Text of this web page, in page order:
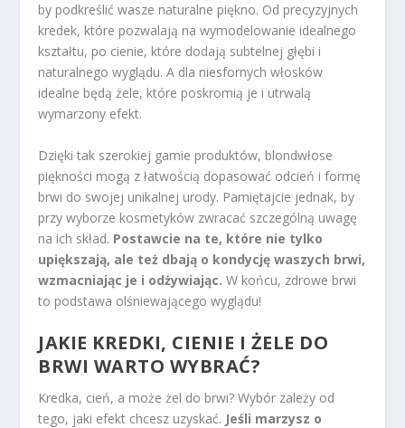
by podkreślić wasze naturalne piękno. Od precyzyjnych
kredek, które pozwalają na wymodelowanie idealnego
kształtu, po cienie, które dodają subtelnej głębi i
naturalnego wyglądu. A dla niesfornych włosków
idealne będą żele, które poskromią je i utrwalą
wymarzony efekt.
Dzięki tak szerokiej gamie produktów, blondwłose
piękności mogą z łatwością dopasować odcień i formę
brwi do swojej unikalnej urody. Pamiętajcie jednak, by
przy wyborze kosmetyków zwracać szczególną uwagę
na ich skład. Postawcie na te, które nie tylko
upiększają, ale też dbają o kondycję waszych brwi,
wzmacniając je i odżywiając. W końcu, zdrowe brwi
to podstawa olśniewającego wyglądu!
JAKIE KREDKI, CIENIE I ŻELE DO
BRWI WARTO WYBRAĆ?
Kredka, cień, a może żel do brwi? Wybór zależy od
tego, jaki efekt chcesz uzyskać. Jeśli marzysz o